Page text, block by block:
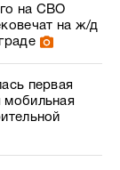
на СВО
на ж/д
первая
мобильная